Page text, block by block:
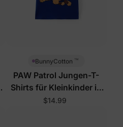
BunnyCotton ™
PAW Patrol Jungen-T-
Shirts für Kleinkinder in
Königsblau
$14.99